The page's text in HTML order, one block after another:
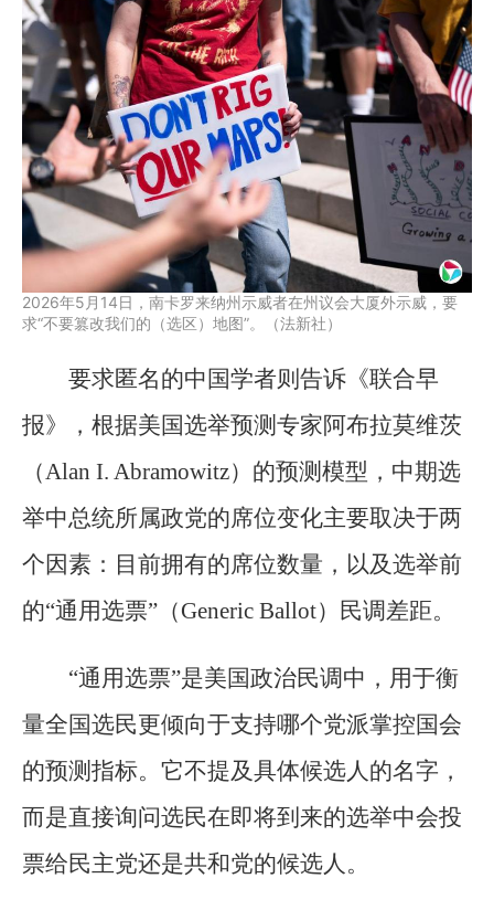
2026年5月14日，南卡罗来纳州示威者在州议会大厦外示威，要
求“不要篡改我们的（选区）地图”。（法新社）
要求匿名的中国学者则告诉《联合早
报》，根据美国选举预测专家阿布拉莫维茨
（Alan I. Abramowitz）的预测模型，中期选
举中总统所属政党的席位变化主要取决于两
个因素：目前拥有的席位数量，以及选举前
的“通用选票”（Generic Ballot）民调差距。
“通用选票”是美国政治民调中，用于衡
量全国选民更倾向于支持哪个党派掌控国会
的预测指标。它不提及具体候选人的名字，
而是直接询问选民在即将到来的选举中会投
票给民主党还是共和党的候选人。